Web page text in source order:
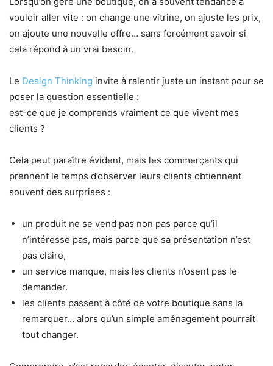
vouloir aller vite : on change une vitrine, on ajuste les prix,
on ajoute une nouvelle offre… sans forcément savoir si
cela répond à un vrai besoin.
Le Design Thinking invite à ralentir juste un instant pour se
poser la question essentielle :
est-ce que je comprends vraiment ce que vivent mes
clients ?
Cela peut paraître évident, mais les commerçants qui
prennent le temps d’observer leurs clients obtiennent
souvent des surprises :
un produit ne se vend pas non pas parce qu’il
n’intéresse pas, mais parce que sa présentation n’est
pas claire,
un service manque, mais les clients n’osent pas le
demander.
les clients passent à côté de votre boutique sans la
remarquer… alors qu’un simple aménagement pourrait
tout changer.